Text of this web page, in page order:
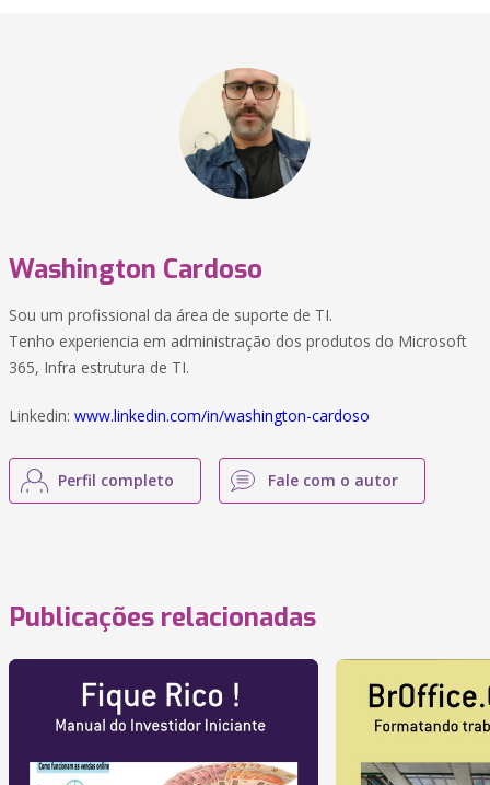
Washington Cardoso
Sou um profissional da área de suporte de TI.
Tenho experiencia em administração dos produtos do Microsoft
365, Infra estrutura de TI.
Linkedin: www.linkedin.com/in/washington-cardoso
Perfil completo Fale com o autor
Publicações relacionadas